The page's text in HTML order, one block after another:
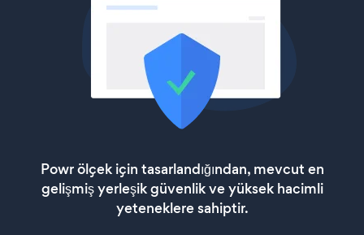
Powr ölçek için tasarlandığından, mevcut en
gelişmiş yerleşik güvenlik ve yüksek hacimli
yeteneklere sahiptir.